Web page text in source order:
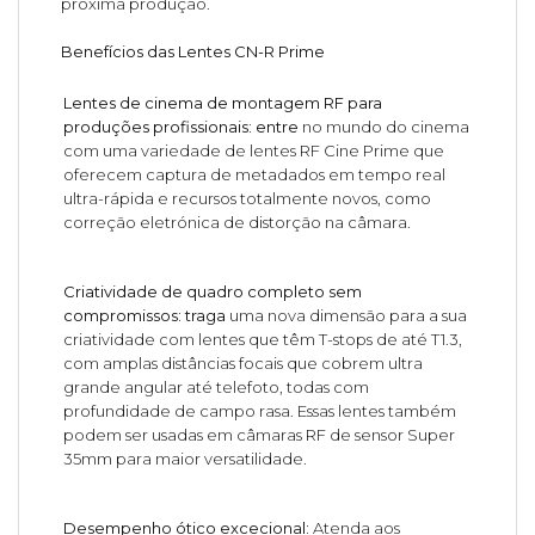
Benefícios das Lentes CN-R Prime
Lentes de cinema de montagem RF para
produções profissionais: entre no mundo do cinema
com uma variedade de lentes RF Cine Prime que
oferecem captura de metadados em tempo real
ultra-rápida e recursos totalmente novos, como
correção eletrónica de distorção na câmara.
Criatividade de quadro completo sem
compromissos: traga uma nova dimensão para a sua
criatividade com lentes que têm T-stops de até T1.3,
com amplas distâncias focais que cobrem ultra
grande angular até telefoto, todas com
profundidade de campo rasa. Essas lentes também
podem ser usadas em câmaras RF de sensor Super
35mm para maior versatilidade.
Desempenho ótico excecional: Atenda aos